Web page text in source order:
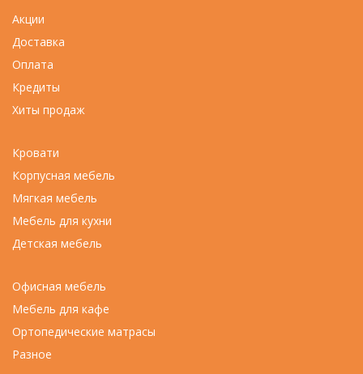
Акции
Доставка
Оплата
Кредиты
Хиты продаж
Кровати
Корпусная мебель
Мягкая мебель
Мебель для кухни
Детская мебель
Офисная мебель
Мебель для кафе
Ортопедические матрасы
Разное